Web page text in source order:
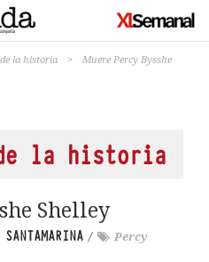
la historia >
Muere Percy Bysshe
la historia
Shelley
/
Percy